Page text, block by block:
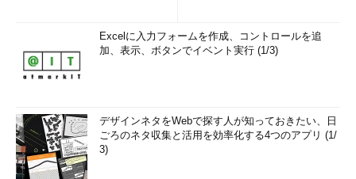
Excelに入力フォームを作成、コントロールを追
加、表示、ボタンでイベント実行 (1/3)
デザインネタをWebで探す人が知っておきたい、日
ごろのネタ収集と活用を効率化する4つのアプリ (1/
3)